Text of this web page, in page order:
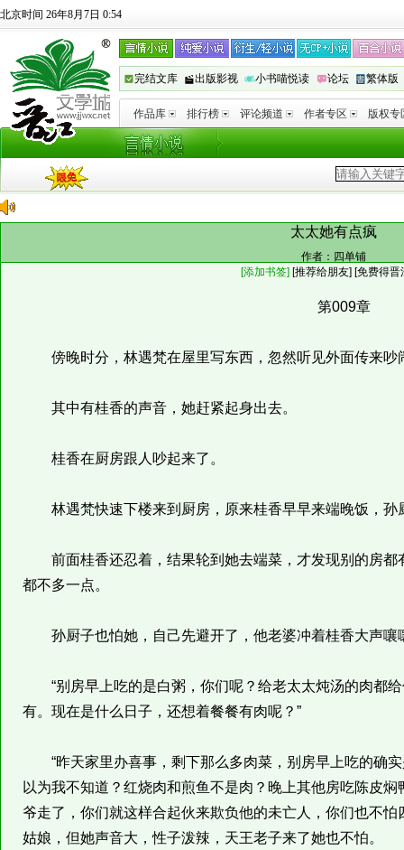
北京时间 26年8月7日 0:54
完结文库 出版影视 小书喵悦读 论坛 繁体版
作品库 排行榜 评论频道 作者专区 版权专
太太她有点疯
作者： 四单铺
[添加书签] [推荐给朋友] [免费得晋
第009章
傍晚时分，林遇梵在屋里写东西，忽然听见外面传来吵
其中有桂香的声音，她赶紧起身出去。
桂香在厨房跟人吵起来了。
林遇梵快速下楼来到厨房，原来桂香早早来端晚饭，孙
前面桂香还忍着，结果轮到她去端菜，才发现别的房都
都不多一点。
孙厨子也怕她，自己先避开了，他老婆冲着桂香大声嚷
“别房早上吃的是白粥，你们呢？给老太太炖汤的肉都给
有。现在是什么日子，还想着餐餐有肉呢？”
“昨天家里办喜事，剩下那么多肉菜，别房早上吃的确实
以为我不知道？红烧肉和煎鱼不是肉？晚上其他房吃陈皮
爷走了，你们就这样合起伙来欺负他的未亡人，你们也不
姑娘，但她声音大，性子泼辣，天王老子来了她也不怕。